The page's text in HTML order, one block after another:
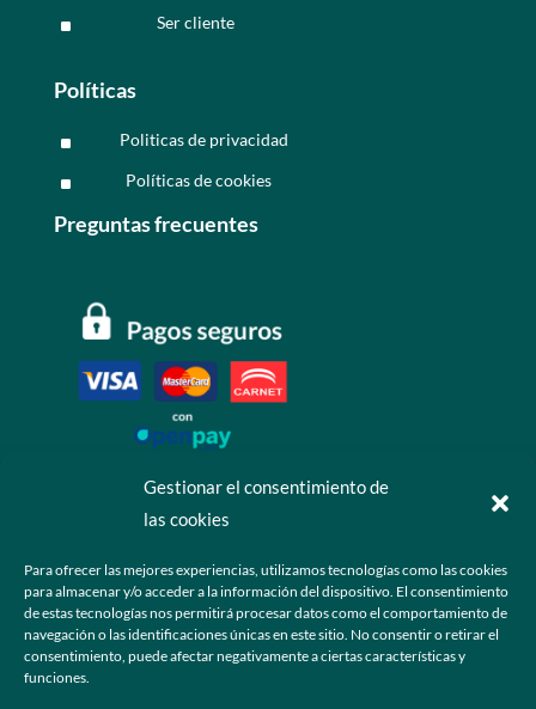
Gestionar el consentimiento de
las cookies
Para ofrecer las mejores experiencias, utilizamos tecnologías como las cookies
para almacenar y/o acceder a la información del dispositivo. El consentimiento
de estas tecnologías nos permitirá procesar datos como el comportamiento de
navegación o las identificaciones únicas en este sitio. No consentir o retirar el
consentimiento, puede afectar negativamente a ciertas características y
funciones.
^ Ser cliente
Políticas
^ Politicas de privacidad
^ Políticas de cookies
Preguntas frecuentes
 +52 55 6173 7725 (Ventas)
 hola@grupo-omk.com